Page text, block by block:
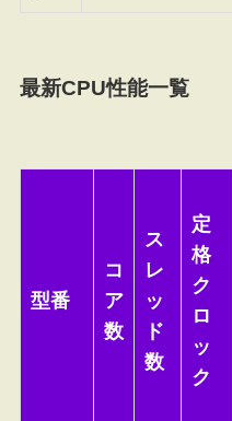
最新CPU性能一覧
型番
コ
ア
数
ス
レ
ッ
ド
数
定
格
ク
ロ
ッ
ク